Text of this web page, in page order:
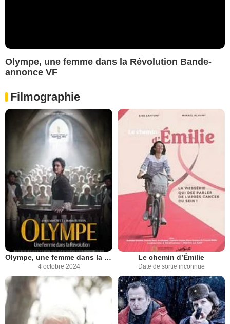
Olympe, une femme dans la Révolution Bande-
annonce VF
Filmographie
Olympe, une femme dans la Révolution
4 octobre 2024
Le chemin d’Émilie
Date de sortie inconnue